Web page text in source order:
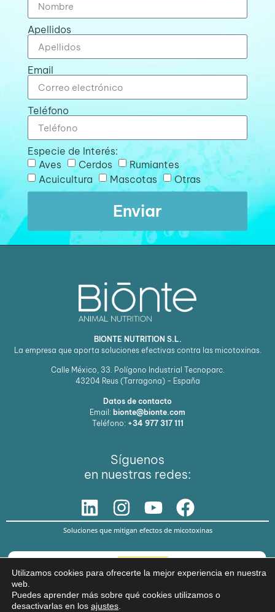
Apellidos
Email
Teléfono
Especie de Interés:
Aves
Cerdos
Rumiantes
Acuicultura
Mascotas Otras
Enviar
BIONTE NUTRITION S.L.
La empresa que aporta soluciones efectivas contra las micotoxinas.
Calle México, 33. Polígono Industrial Tecnoparc.
43204 Reus (Tarragona) - España
Datos de contacto
Email: bionte@bionte.com
Teléfono: +34 977 317 111
Síguenos
en nuestras redes:
Soluciones que mitigan efectos de micotoxinas
© Copyright 2026 BIŌNTE NUTRITION S.L.
Utilizamos cookies para ofrecerte la mejor experiencia en nuestra
web.
Puedes aprender más sobre qué cookies utilizamos o
desactivarlas en los ajustes